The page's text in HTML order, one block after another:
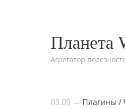
Планета
Агрегатор
03.09 → Плагины /